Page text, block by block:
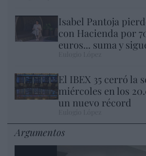
Isabel Pantoja
con Hacienda por
euros... suma y
El IBEX 35 cerró la
miércoles en los
un nuevo récord
Argumentos